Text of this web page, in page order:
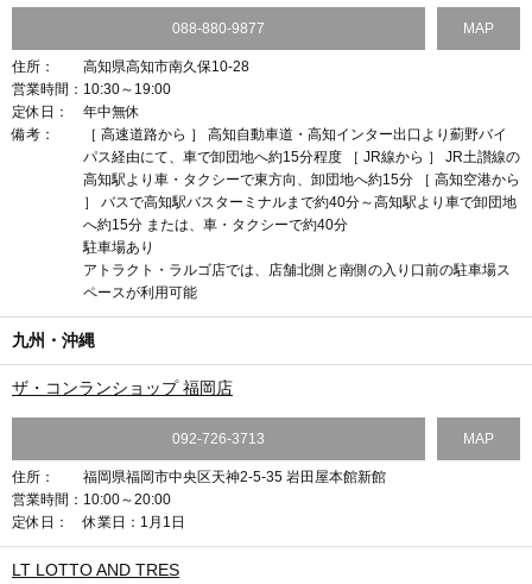
088-880-9877 MAP
住所：
高知県高知市南久保10-28
営業時間： 10:30～19:00
定休日：
年中無休
備考：
［ 高速道路から ］ 高知自動車道・高知インター出口より薊野バイ
パス経由にて、車で卸団地へ約15分程度 ［ JR線から ］ JR土讃線の
高知駅より車・タクシーで東方向、卸団地へ約15分 ［ 高知空港から
］ バスで高知駅バスターミナルまで約40分～高知駅より車で卸団地
へ約15分 または、車・タクシーで約40分
駐車場あり
アトラクト・ラルゴ店では、店舗北側と南側の入り口前の駐車場ス
ペースが利用可能
九州・沖縄
ザ・コンランショップ 福岡店
092-726-3713 MAP
住所：
福岡県福岡市中央区天神2-5-35 岩田屋本館新館
営業時間： 10:00～20:00
定休日：
休業日：1月1日
LT LOTTO AND TRES